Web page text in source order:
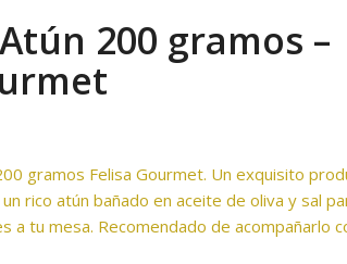
200 gramos –
gramos Felisa Gourmet. Un exquisito
rico atún bañado en aceite de oliva y sal
a tu mesa. Recomendado de acompañarlo